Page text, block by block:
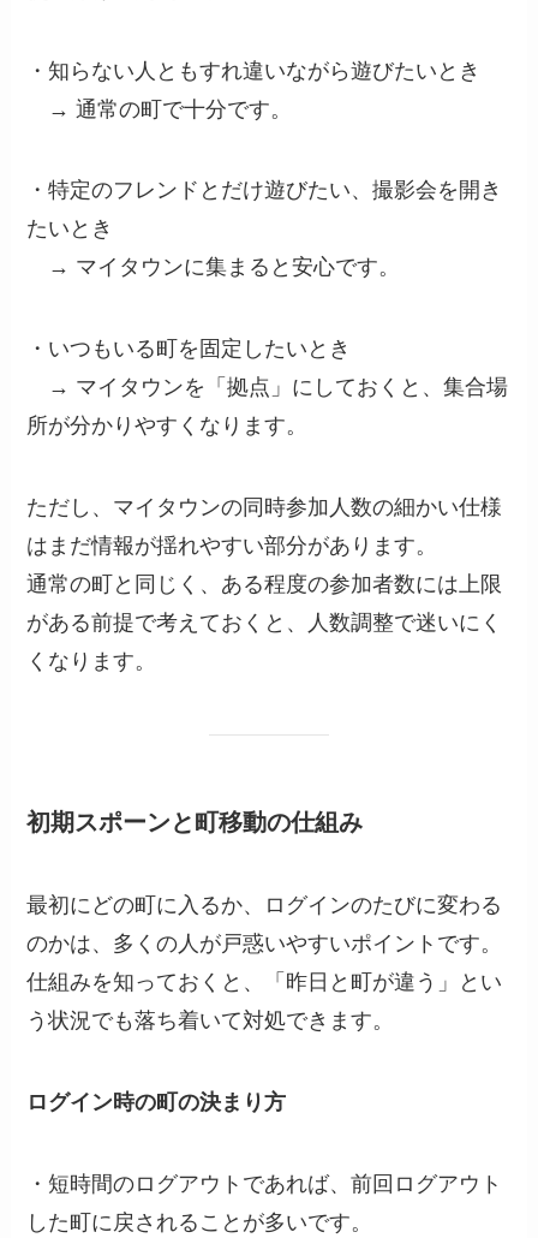
・知らない人ともすれ違いながら遊びたいとき
→ 通常の町で十分です。
・特定のフレンドとだけ遊びたい、撮影会を開き
たいとき
→ マイタウンに集まると安心です。
・いつもいる町を固定したいとき
→ マイタウンを「拠点」にしておくと、集合場
所が分かりやすくなります。
ただし、マイタウンの同時参加人数の細かい仕様
はまだ情報が揺れやすい部分があります。
通常の町と同じく、ある程度の参加者数には上限
がある前提で考えておくと、人数調整で迷いにく
くなります。
初期スポーンと町移動の仕組み
最初にどの町に入るか、ログインのたびに変わる
のかは、多くの人が戸惑いやすいポイントです。
仕組みを知っておくと、「昨日と町が違う」とい
う状況でも落ち着いて対処できます。
ログイン時の町の決まり方
・短時間のログアウトであれば、前回ログアウト
した町に戻されることが多いです。